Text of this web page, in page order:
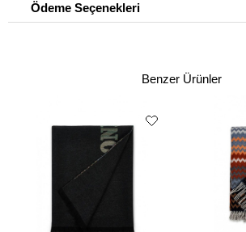
Ödeme Seçenekleri
Benzer Ürünler